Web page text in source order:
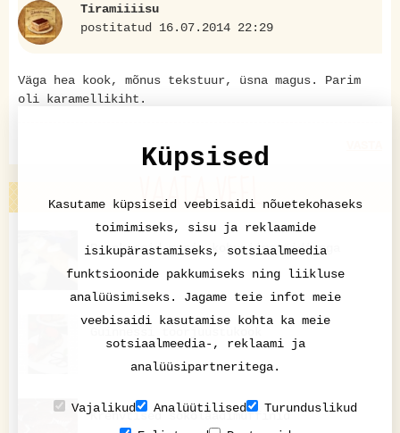
Tiramiiiisu
postitatud 16.07.2014 22:29
Väga hea kook, mõnus tekstuur, üsna magus. Parim
oli karamellikiht.
VAATA VEEL
Pannkoogid marja-kohupiimatäidisega
Krehvtised šokolaadimuffinid
Küpsised
Kasutame küpsiseid veebisaidi nõuetekohaseks
toimimiseks, sisu ja reklaamide
isikupärastamiseks, sotsiaalmeedia
funktsioonide pakkumiseks ning liikluse
analüüsimiseks. Jagame teie infot meie
veebisaidi kasutamise kohta ka meie
sotsiaalmeedia-, reklaami ja
analüüsipartneritega.
Vajalikud Analüütilised
Turunduslikud